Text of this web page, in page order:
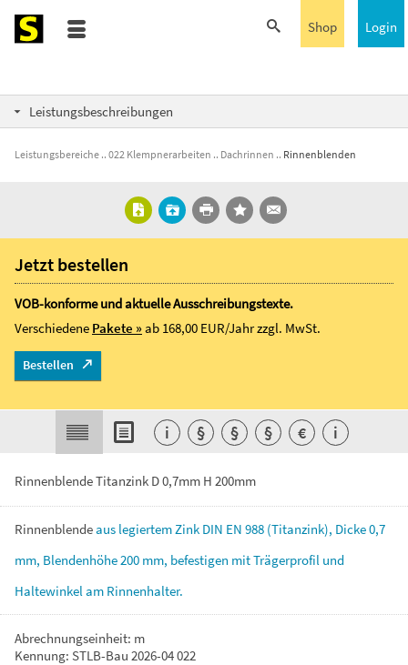
Login
Shop
Leistungsbeschreibungen
Leistungsbereiche 022 Klempnerarbeiten Dachrinnen Rinnenblenden
Rinnenblende Titanzink D 0,7mm H 200mm
Rinnenblendeaus legiertemZink DIN EN 988 (Titanzink), Dicke0,7
mm, Blendenhöhe200 mm, befestigen mitTrägerprofil und
Haltewinkelam Rinnenhalter.
Abrechnungseinheit: m
Kennung: STLB-Bau 2026-04 022
Jetzt bestellen
VOB-konforme und aktuelle Ausschreibungstexte.
Verschiedene Pakete »ab 168,00 EUR/Jahrzzgl. MwSt.
Bestellen
i § § § € i